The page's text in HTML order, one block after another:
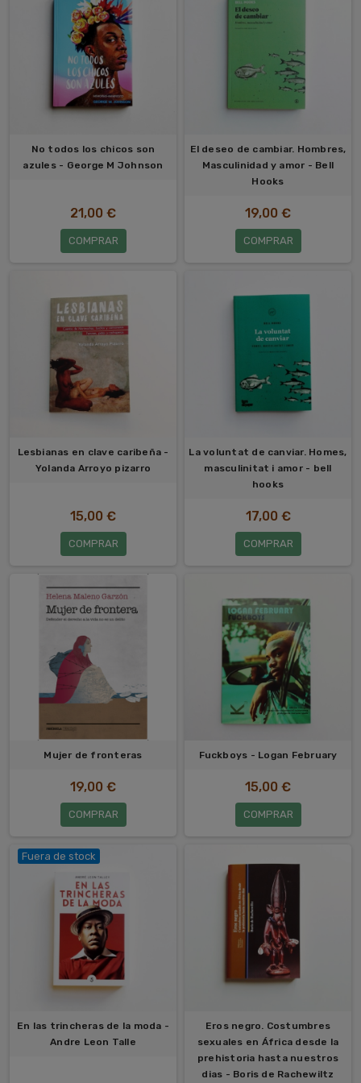
No todos los chicos son
azules - George M Johnson
21,00 €
COMPRAR
El deseo de cambiar. Hombres,
Masculinidad y amor - Bell
Hooks
19,00 €
COMPRAR
Lesbianas en clave caribeña -
Yolanda Arroyo pizarro
15,00 €
COMPRAR
La voluntat de canviar. Homes,
masculinitat i amor - bell
hooks
17,00 €
COMPRAR
Mujer de fronteras
19,00 €
COMPRAR
Fuckboys - Logan February
15,00 €
COMPRAR
Fuera de stock
En las trincheras de la moda -
Andre Leon Talle
Eros negro. Costumbres
sexuales en África desde la
prehistoria hasta nuestros
dias - Boris de Rachewiltz